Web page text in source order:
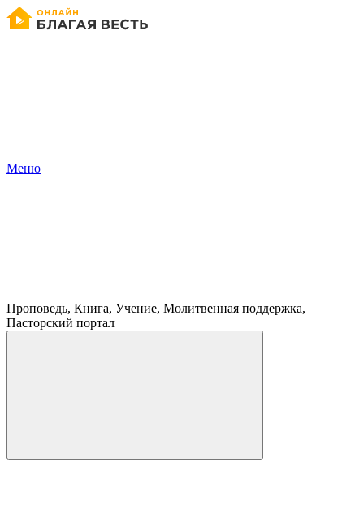
Меню
Проповедь, Книга, Учение, Молитвенная поддержка,
Пасторский портал